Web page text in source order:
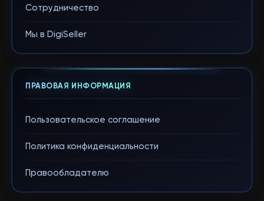
Сотрудничество
Мы в DigiSeller
ПРАВОВАЯ ИНФОРМАЦИЯ
Пользовательское соглашение
Политика конфиденциальности
Правообладателю